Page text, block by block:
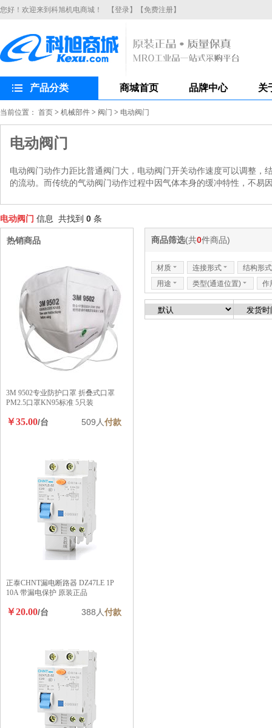
您好！欢迎来到科旭机电商城！ 【登录】 【免费注册】
产品分类 商城首页 品牌中心 关
当前位置： 首页 > 机械部件 > 阀门 > 电动阀门
电动阀门
电动阀门动作力距比普通阀门大，电动阀门开关动作速度可以调整
的流动。而传统的气动阀门动作过程中因气体本身的缓冲特性，不
电动阀门 信息 共找到 0 条
商品筛选(共0件商品)
材质 6 连接形式 6
结构形式
用途 6 类型(通道位置) 6 作
热销商品
3M 9502专业防护口罩 折叠式口罩
PM2.5口罩KN95标准 5只装
￥35.00/台 509人付款
正泰CHNT漏电断路器 DZ47LE 1P
10A 带漏电保护 原装正品
￥20.00/台 388人付款